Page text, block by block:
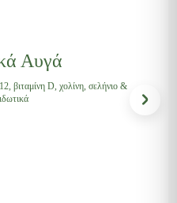
Αυγά
βιταμίνη D, χολίνη, σελήνιο &